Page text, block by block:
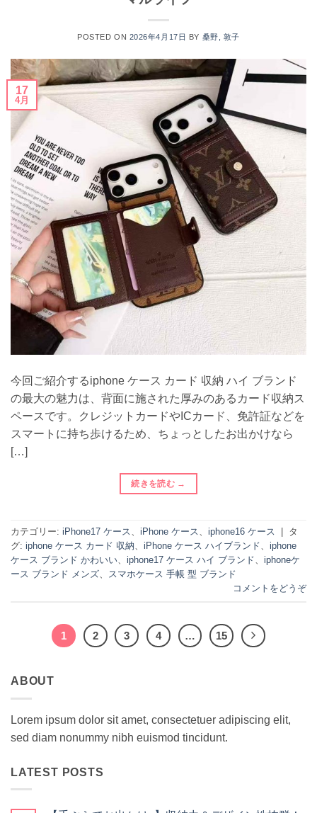
POSTED ON 2026年4月17日 BY 桑野, 敦子
17
4月
今回ご紹介するiphone ケース カード 収納 ハイ ブランド
の最大の魅力は、背面に施された厚みのあるカード収納ス
ペースです。クレジットカードやICカード、免許証などを
スマートに持ち歩けるため、ちょっとしたお出かけなら
[…]
続きを読む →
カテゴリー: iPhone17 ケース iPhone ケース iphone16 ケース
タ
グ: iphone ケース カード 収納 iPhone ケース ハイブランド
iphone
ケース ブランド かわいい
iphone17 ケース ハイ ブランド
iphoneケ
ース ブランド メンズ
スマホケース 手帳 型 ブランド
コメントをどうぞ
1 2 3 4 … 15
ABOUT
Lorem ipsum dolor sit amet, consectetuer adipiscing elit,
sed diam nonummy nibh euismod tincidunt.
LATEST POSTS